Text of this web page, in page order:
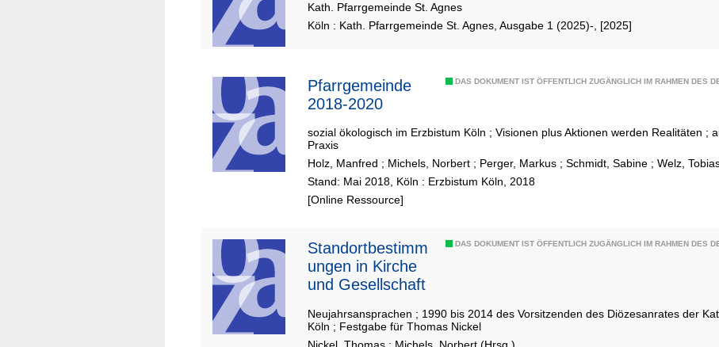
Kath. Pfarrgemeinde St. Agnes
Köln : Kath. Pfarrgemeinde St. Agnes, Ausgabe 1 (2025)-, [2025]
DAS DOKUMENT IST ÖFFENTLICH ZUGÄNGLICH IM RAHMEN DES
Pfarrgemeinde
2018-2020
sozial ökologisch im Erzbistum Köln ; Visionen plus Aktionen werden Realitäten ;
Praxis
Holz, Manfred ; Michels, Norbert ; Perger, Markus ; Schmidt, Sabine ; Welz,
Stand: Mai 2018, Köln : Erzbistum Köln, 2018
[Online Ressource]
DAS DOKUMENT IST ÖFFENTLICH ZUGÄNGLICH IM RAHMEN DES
Standortbestimm
ungen in Kirche
und Gesellschaft
Neujahrsansprachen ; 1990 bis 2014 des Vorsitzenden des Diözesanrates der
Köln ; Festgabe für Thomas Nickel
Nickel, Thomas ; Michels, Norbert (Hrsg.)